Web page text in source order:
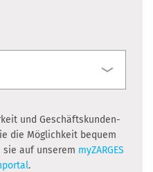
und Geschäftskunden-
die Möglichkeit bequem
auf unserem myZARGES
.